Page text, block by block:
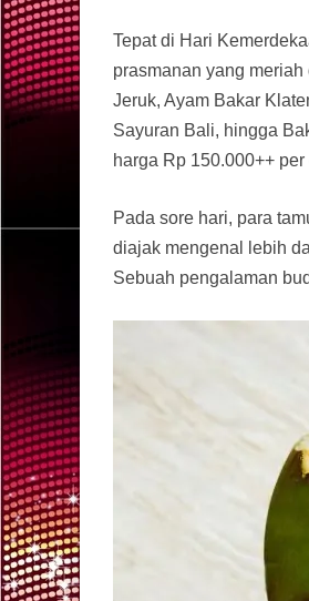
Tepat di Hari
prasmanan yang
Jeruk, Ayam Bakar
Sayuran Bali, hingga
harga Rp 150.000++ per
Pada sore hari, para
diajak mengenal lebih
Sebuah pengalaman